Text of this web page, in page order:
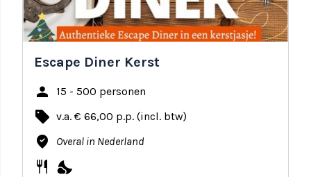
Escape Diner Kerst
person 15 - 500 personen
local_offer v.a. € 66,00 p.p. (incl. btw)
where_to_vote Overal in Nederland
restaurant nights_stay